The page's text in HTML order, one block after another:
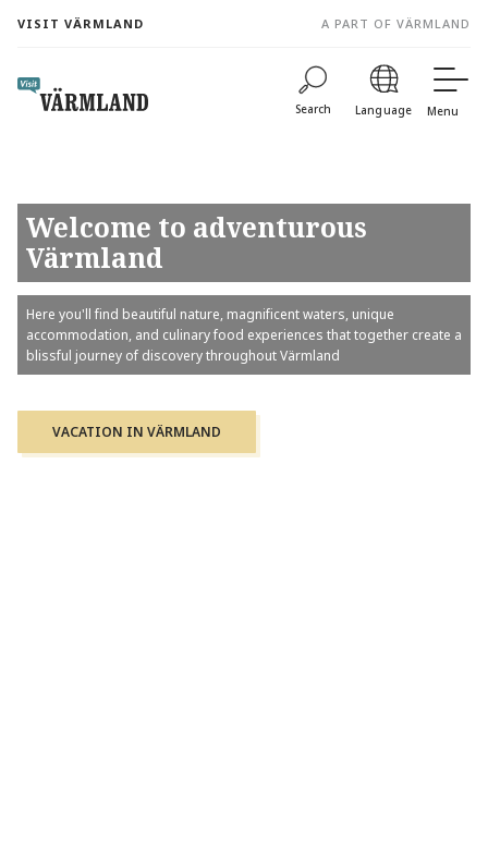
content
VISIT VÄRMLAND A PART OF VÄRMLAND
Search Language Menu
Welcome to adventurous
Värmland
Here you'll find beautiful nature, magnificent waters, unique
accommodation, and culinary food experiences that together create a
blissful journey of discovery throughout Värmland
VACATION IN VÄRMLAND